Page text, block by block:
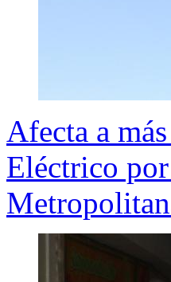
Afecta a
Eléctrico